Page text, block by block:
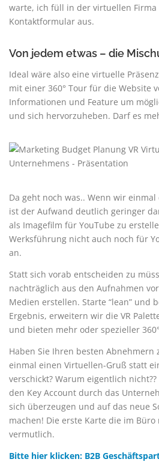
warte, ich füll in der virtuellen Firma
Kontaktformular aus.
Von jedem etwas – die
Ideal wäre also eine virtuelle
mit einer 360° Tour für die Website
Informationen und Feature um
und sich hervorzuheben. Darf es
Da geht noch was.. Wenn wir
ist der Aufwand deutlich geringer
als Imagefilm für YouTube zu
Werksführung nicht auch noch für
an.
Statt sich vorab entscheiden zu
nachträglich aus den Aufnahmen
Medien erstellen. Starte “lean” und
Ergebnis, erweitern wir die VR
und bieten mehr oder spezieller
Haben Sie Ihren besten Abnehmern
einmal einen Virtuellen-Gruß statt
verschickt? Warum eigentlich
den Key Account durch das
sich überzeugen und auf das neue
machen! Die erste Karte die im
vermutlich.
Bitte hier klicken: B2B